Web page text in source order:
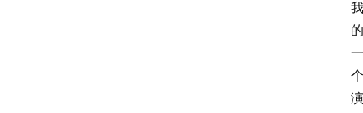
我
的
一
个
演